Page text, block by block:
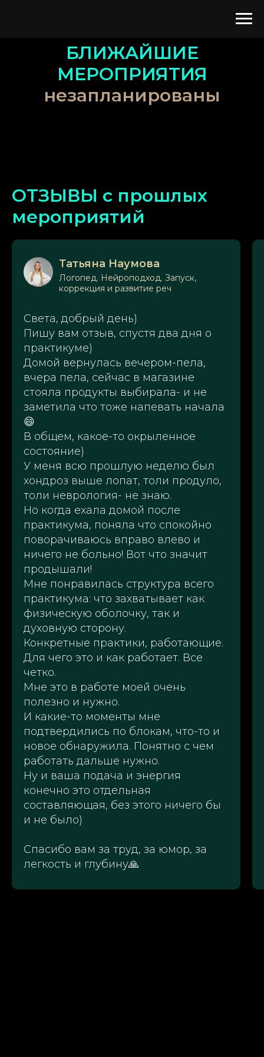
БЛИЖАЙШИЕ
МЕРОПРИЯТИЯ
незапланированы
ОТЗЫВЫ с прошлых
мероприятий
Татьяна Наумова
Логопед. Нейроподход. Запуск,
коррекция и развитие реч
Света, добрый день)
Пишу вам отзыв, спустя два дня о
практикуме)
Домой вернулась вечером-пела,
вчера пела, сейчас в магазине
стояла продукты выбирала- и не
заметила что тоже напевать начала
😄
В общем, какое-то окрыленное
состояние)
У меня всю прошлую неделю был
хондроз выше лопат, толи продуло,
толи неврология- не знаю.
Но когда ехала домой после
практикума, поняла что спокойно
поворачиваюсь вправо влево и
ничего не больно! Вот что значит
продышали!
Мне понравилась структура всего
практикума: что захватывает как
физическую оболочку, так и
духовную сторону.
Конкретные практики, работающие.
Для чего это и как работает. Все
четко.
Мне это в работе моей очень
полезно и нужно.
И какие-то моменты мне
подтвердились по блокам, что-то и
новое обнаружила. Понятно с чем
работать дальше нужно.
Ну и ваша подача и энергия
конечно это отдельная
составляющая, без этого ничего бы
и не было)
Спасибо вам за труд, за юмор, за
легкость и глубину🙏